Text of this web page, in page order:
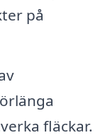
på
fläckar.